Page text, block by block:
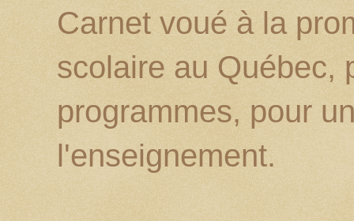
Carnet voué à la
scolaire au Québec,
programmes, pour
l'enseignement.